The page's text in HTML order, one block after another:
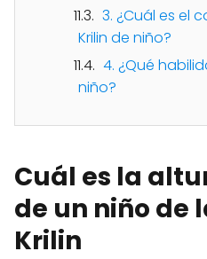
3. ¿Cuál es el
Krilin de niño?
4. ¿Qué
niño?
Cuál es la
de un niño de
Krilin